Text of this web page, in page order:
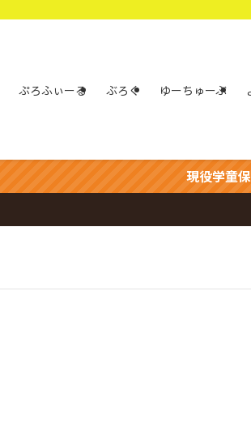
ぷろふぃーる ぶろぐ ゆーちゅーぶ
現役学童保育